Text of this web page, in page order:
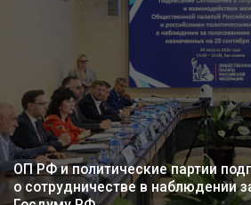
ОП РФ и политические партии
о сотрудничестве в наблюдении